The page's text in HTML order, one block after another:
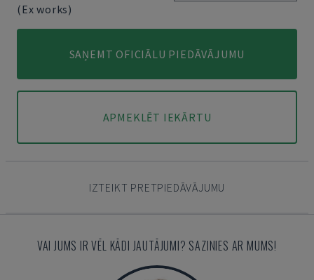
(Ex works)
SAŅEMT OFICIĀLU PIEDĀVĀJUMU
APMEKLĒT IEKĀRTU
IZTEIKT PRETPIEDĀVĀJUMU
VAI JUMS IR VĒL KĀDI JAUTĀJUMI? SAZINIES AR MUMS!